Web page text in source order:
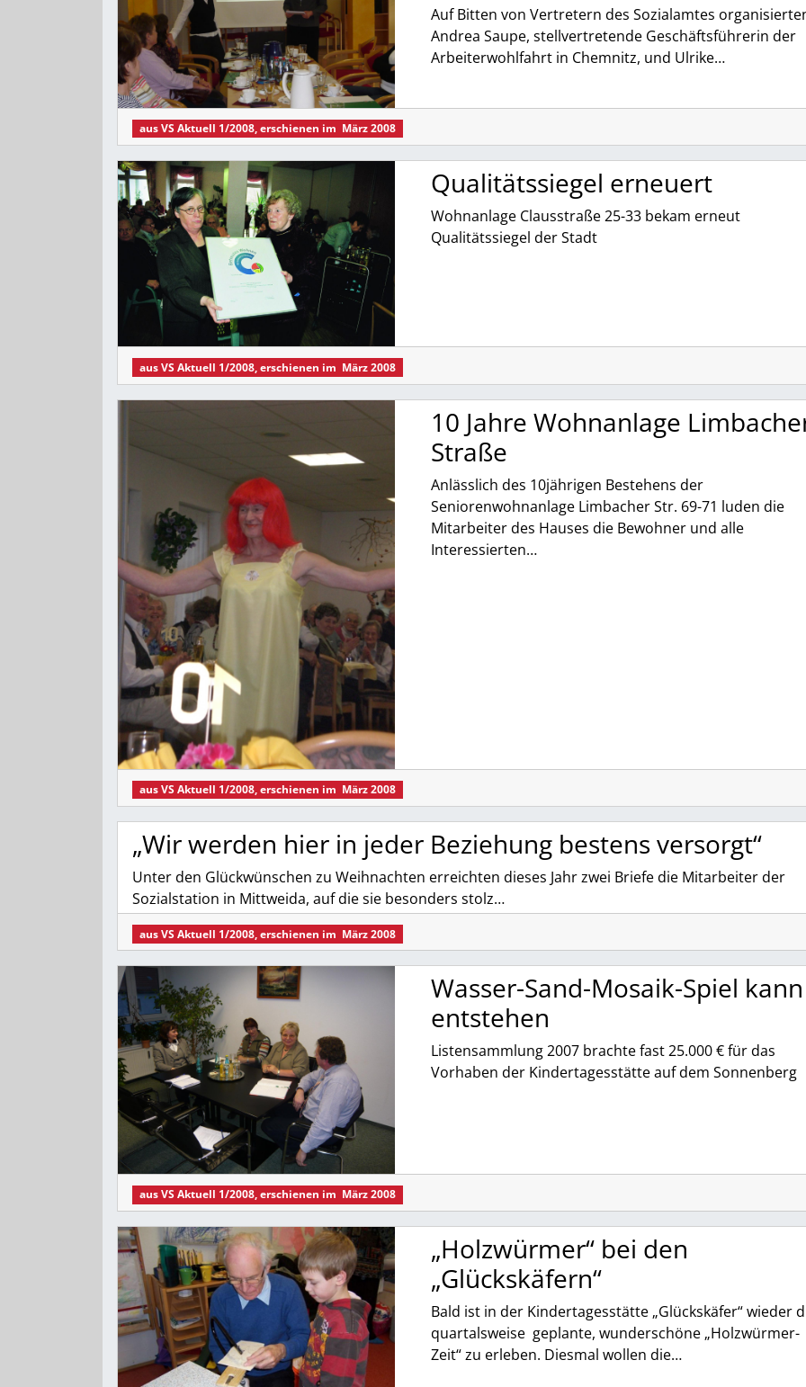
Auf Bitten von Vertretern des Sozialamtes
Andrea Saupe, stellvertretende Geschäftsführerin der
Arbeiterwohlfahrt in Chemnitz, und Ulrike…
ausVS Aktuell 1/2008, erschienen im März 2008
Qualitätssiegel erneuert
Wohnanlage Clausstraße 25-33 bekam erneut
Qualitätssiegel der Stadt
ausVS Aktuell 1/2008, erschienen im März 2008
10 Jahre Wohnanlage
Straße
Anlässlich des 10jährigen Bestehens der
Seniorenwohnanlage Limbacher Str. 69-71 luden die
Mitarbeiter des Hauses die Bewohner und alle
Interessierten…
ausVS Aktuell 1/2008, erschienen im März 2008
„Wir werden hier in jeder Beziehung bestens versorgt“
Unter den Glückwünschen zu Weihnachten erreichten dieses Jahr zwei Briefe die Mitarbeiter der
Sozialstation in Mittweida, auf die sie besonders stolz…
ausVS Aktuell 1/2008, erschienen im März 2008
Wasser-Sand-Mosaik-Spiel kann
entstehen
Listensammlung 2007 brachte fast 25.000 € für das
Vorhaben der Kindertagesstätte auf dem Sonnenberg
ausVS Aktuell 1/2008, erschienen im März 2008
„Holzwürmer“ bei den
„Glückskäfern“
Bald ist in der Kindertagesstätte „Glückskäfer“ wieder
quartalsweise geplante, wunderschöne „Holzwürmer-
Zeit“ zu erleben. Diesmal wollen die…